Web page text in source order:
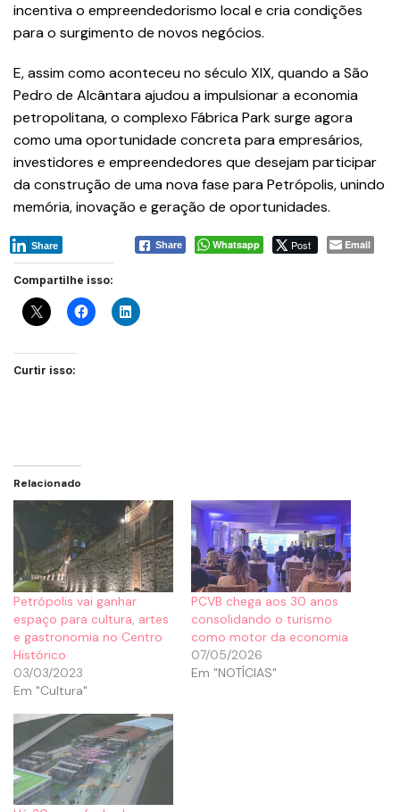
incentiva o empreendedorismo local e cria condições
para o surgimento de novos negócios.
E, assim como aconteceu no século XIX, quando a São
Pedro de Alcântara ajudou a impulsionar a economia
petropolitana, o complexo Fábrica Park surge agora
como uma oportunidade concreta para empresários,
investidores e empreendedores que desejam participar
da construção de uma nova fase para Petrópolis, unindo
memória, inovação e geração de oportunidades.
Share Whatsapp Post Email
Share
Compartilhe isso:
Curtir isso:
Relacionado
Petrópolis vai ganhar
espaço para cultura, artes
e gastronomia no Centro
Histórico
03/03/2023
Em "Cultura"
PCVB chega aos 30 anos
consolidando o turismo
como motor da economia
07/05/2026
Em "NOTÍCIAS"